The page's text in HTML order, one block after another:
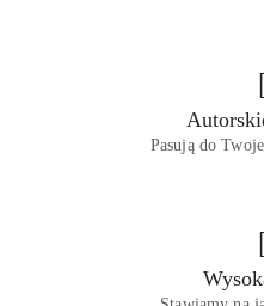
Pasują do